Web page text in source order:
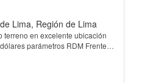
Lima, Región de Lima
terreno en excelente ubicación
parámetros RDM Frente: